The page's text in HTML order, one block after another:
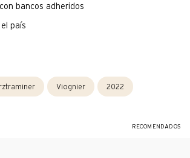
con bancos adheridos
país
Viognier 2022
RECOMENDADOS